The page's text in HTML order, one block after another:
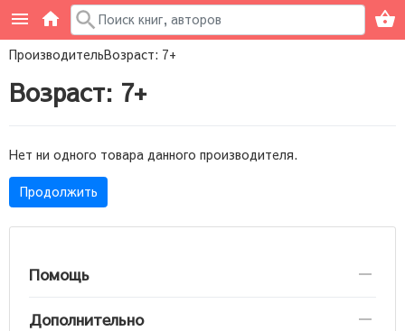
ПроизводительВозраст: 7+
Возраст: 7+
Нет ни одного товара данного производителя.
Продолжить
Помощь
Дополнительно